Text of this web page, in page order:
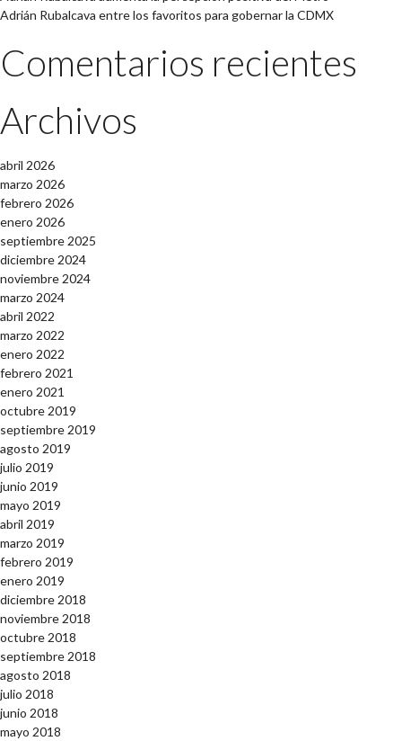
Adrián Rubalcava entre los favoritos para gobernar la CDMX
Comentarios recientes
Archivos
abril 2026
marzo 2026
febrero 2026
enero 2026
septiembre 2025
diciembre 2024
noviembre 2024
marzo 2024
abril 2022
marzo 2022
enero 2022
febrero 2021
enero 2021
octubre 2019
septiembre 2019
agosto 2019
julio 2019
junio 2019
mayo 2019
abril 2019
marzo 2019
febrero 2019
enero 2019
diciembre 2018
noviembre 2018
octubre 2018
septiembre 2018
agosto 2018
julio 2018
junio 2018
mayo 2018